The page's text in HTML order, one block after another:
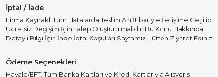
İptal / İade
Firma Kaynaklı Tüm Hatalarda Teslim Anı İtibariyle İletişime Geçilip
Ücretsiz Değişim İçin Talep Oluşturulmalıdır. Bu Konu Hakkında
Detaylı Bilgi İçin İade İptal Koşulları Sayfamızı Lütfen Ziyaret Ediniz
Ödeme Seçenekleri
Havale/EFT, Tüm Banka Kartları ve Kredi Kartlarıyla Alışveriş